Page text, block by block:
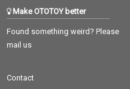
Make OTOTOY better
Found something weird? Please
mail us
Contact